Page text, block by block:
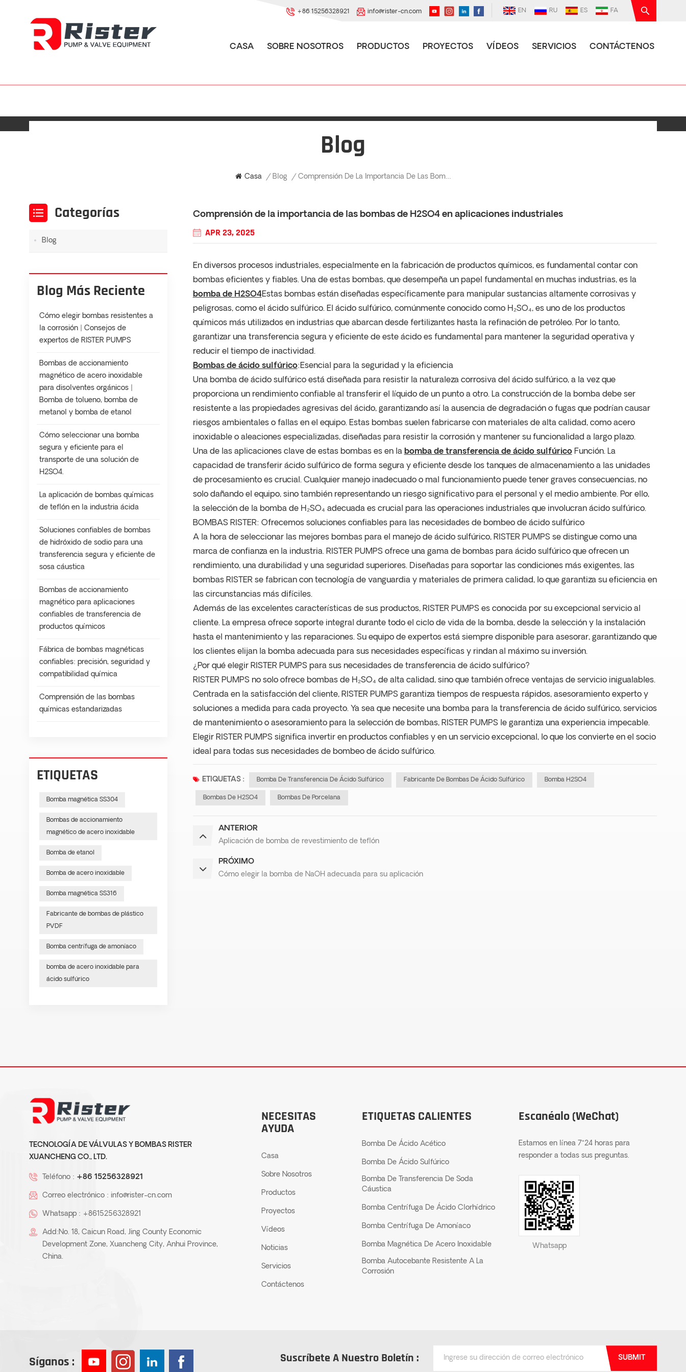
EN RU ES FA
+86 15256328921 info@rister-cn.com
CASA SOBRE NOSOTROS PRODUCTOS PROYECTOS VÍDEOS SERVICIOS CONTÁCTENOS
Blog
Casa / Blog / Comprensión De La Importancia De Las Bombas De H2SO4 En Aplicaciones Industriales
Comprensión de la importancia de las bombas de H2SO4 en aplicaciones industriales
APR 23, 2025
En diversos procesos industriales, especialmente en la fabricación de productos químicos, es fundamental contar con
bombas eficientes y fiables. Una de estas bombas, que desempeña un papel fundamental en muchas industrias, es la
bomba de H2SO4Estas bombas están diseñadas específicamente para manipular sustancias altamente corrosivas y
peligrosas, como el ácido sulfúrico. El ácido sulfúrico, comúnmente conocido como H₂SO₄, es uno de los productos
químicos más utilizados en industrias que abarcan desde fertilizantes hasta la refinación de petróleo. Por lo tanto,
garantizar una transferencia segura y eficiente de este ácido es fundamental para mantener la seguridad operativa y
reducir el tiempo de inactividad.
Bombas de ácido sulfúrico:Esencial para la seguridad y la eficiencia
Una bomba de ácido sulfúrico está diseñada para resistir la naturaleza corrosiva del ácido sulfúrico, a la vez que
proporciona un rendimiento confiable al transferir el líquido de un punto a otro. La construcción de la bomba debe ser
resistente a las propiedades agresivas del ácido, garantizando así la ausencia de degradación o fugas que podrían causar
riesgos ambientales o fallas en el equipo. Estas bombas suelen fabricarse con materiales de alta calidad, como acero
inoxidable o aleaciones especializadas, diseñadas para resistir la corrosión y mantener su funcionalidad a largo plazo.
Una de las aplicaciones clave de estas bombas es en la bomba de transferencia de ácido sulfúricoFunción. La
capacidad de transferir ácido sulfúrico de forma segura y eficiente desde los tanques de almacenamiento a las unidades
de procesamiento es crucial. Cualquier manejo inadecuado o mal funcionamiento puede tener graves consecuencias, no
solo dañando el equipo, sino también representando un riesgo significativo para el personal y el medio ambiente. Por ello,
la selección de la bomba de H₂SO₄ adecuada es crucial para las operaciones industriales que involucran ácido sulfúrico.
BOMBAS RISTER: Ofrecemos soluciones confiables para las necesidades de bombeo de ácido sulfúrico
A la hora de seleccionar las mejores bombas para el manejo de ácido sulfúrico, RISTER PUMPS se distingue como una
marca de confianza en la industria. RISTER PUMPS ofrece una gama de bombas para ácido sulfúrico que ofrecen un
rendimiento, una durabilidad y una seguridad superiores. Diseñadas para soportar las condiciones más exigentes, las
bombas RISTER se fabrican con tecnología de vanguardia y materiales de primera calidad, lo que garantiza su eficiencia en
las circunstancias más difíciles.
Además de las excelentes características de sus productos, RISTER PUMPS es conocida por su excepcional servicio al
cliente. La empresa ofrece soporte integral durante todo el ciclo de vida de la bomba, desde la selección y la instalación
hasta el mantenimiento y las reparaciones. Su equipo de expertos está siempre disponible para asesorar, garantizando que
los clientes elijan la bomba adecuada para sus necesidades específicas y rindan al máximo su inversión.
¿Por qué elegir RISTER PUMPS para sus necesidades de transferencia de ácido sulfúrico?
RISTER PUMPS no solo ofrece bombas de H₂SO₄ de alta calidad, sino que también ofrece ventajas de servicio inigualables.
Centrada en la satisfacción del cliente, RISTER PUMPS garantiza tiempos de respuesta rápidos, asesoramiento experto y
soluciones a medida para cada proyecto. Ya sea que necesite una bomba para la transferencia de ácido sulfúrico, servicios
de mantenimiento o asesoramiento para la selección de bombas, RISTER PUMPS le garantiza una experiencia impecable.
Elegir RISTER PUMPS significa invertir en productos confiables y en un servicio excepcional, lo que los convierte en el socio
ideal para todas sus necesidades de bombeo de ácido sulfúrico.
ETIQUETAS : Bomba De Transferencia De Ácido Sulfúrico Fabricante De Bombas De Ácido Sulfúrico Bomba H2SO4
Bombas De H2SO4 Bombas De Porcelana
ANTERIOR
Aplicación de bomba de revestimiento de teflón
PRÓXIMO
Cómo elegir la bomba de NaOH adecuada para su aplicación
Categorías
Blog
Blog Más Reciente
Cómo elegir bombas resistentes a
la corrosión | Consejos de
expertos de RISTER PUMPS
Bombas de accionamiento
magnético de acero inoxidable
para disolventes orgánicos |
Bomba de tolueno, bomba de
metanol y bomba de etanol
Cómo seleccionar una bomba
segura y eficiente para el
transporte de una solución de
H2SO4.
La aplicación de bombas químicas
de teflón en la industria ácida
Soluciones confiables de bombas
de hidróxido de sodio para una
transferencia segura y eficiente de
sosa cáustica
Bombas de accionamiento
magnético para aplicaciones
confiables de transferencia de
productos químicos
Fábrica de bombas magnéticas
confiables: precisión, seguridad y
compatibilidad química
Comprensión de las bombas
químicas estandarizadas
ETIQUETAS
Bomba magnética SS304
Bombas de accionamiento
magnético de acero inoxidable
Bomba de etanol
Bomba de acero inoxidable
Bomba magnética SS316
Fabricante de bombas de plástico
PVDF
Bomba centrífuga de amoníaco
bomba de acero inoxidable para
ácido sulfúrico
TECNOLOGÍA DE VÁLVULAS Y BOMBAS RISTER
XUANCHENG CO., LTD.
Teléfono : +86 15256328921
Correo electrónico : info@rister-cn.com
Whatsapp : +8615256328921
Add:No. 18, Caicun Road, Jing County Economic
Development Zone, Xuancheng City, Anhui Province,
China.
NECESITAS
AYUDA
Casa
Sobre Nosotros
Productos
Proyectos
Vídeos
Noticias
Servicios
Contáctenos
ETIQUETAS CALIENTES
Bomba De Ácido Acético
Bomba De Ácido Sulfúrico
Bomba De Transferencia De Soda
Cáustica
Bomba Centrífuga De Ácido Clorhídrico
Bomba Centrífuga De Amoníaco
Bomba Magnética De Acero Inoxidable
Bomba Autocebante Resistente A La
Corrosión
Escanéalo (WeChat)
Estamos en línea 7*24 horas para
responder a todas sus preguntas.
Whatsapp
Síganos : Suscríbete A Nuestro Boletín : SUBMIT